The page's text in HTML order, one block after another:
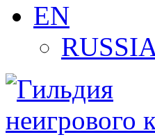
EN